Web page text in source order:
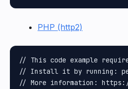
PHP (http2)
// This code example
// Install it by running:
// More information: https://